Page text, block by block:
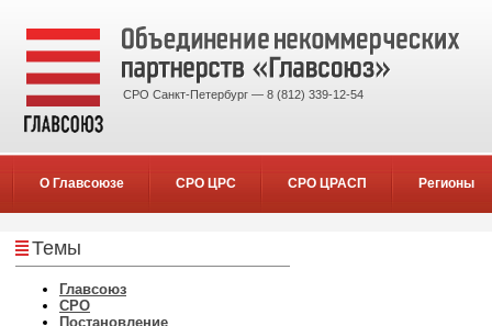
СРО Санкт-Петербург — 8 (812) 339-12-54
О Главсоюзе СРО ЦРС СРО ЦРАСП Регионы
Темы
Главсоюз
СРО
Постановление